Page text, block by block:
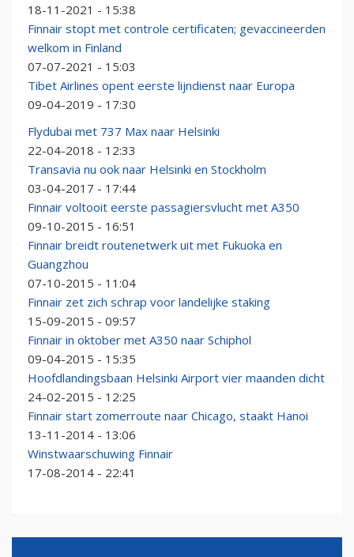
18-11-2021 - 15:38
Finnair stopt met controle certificaten; gevaccineerden
welkom in Finland
07-07-2021 - 15:03
Tibet Airlines opent eerste lijndienst naar Europa
09-04-2019 - 17:30
Flydubai met 737 Max naar Helsinki
22-04-2018 - 12:33
Transavia nu ook naar Helsinki en Stockholm
03-04-2017 - 17:44
Finnair voltooit eerste passagiersvlucht met A350
09-10-2015 - 16:51
Finnair breidt routenetwerk uit met Fukuoka en
Guangzhou
07-10-2015 - 11:04
Finnair zet zich schrap voor landelijke staking
15-09-2015 - 09:57
Finnair in oktober met A350 naar Schiphol
09-04-2015 - 15:35
Hoofdlandingsbaan Helsinki Airport vier maanden dicht
24-02-2015 - 12:25
Finnair start zomerroute naar Chicago, staakt Hanoi
13-11-2014 - 13:06
Winstwaarschuwing Finnair
17-08-2014 - 22:41